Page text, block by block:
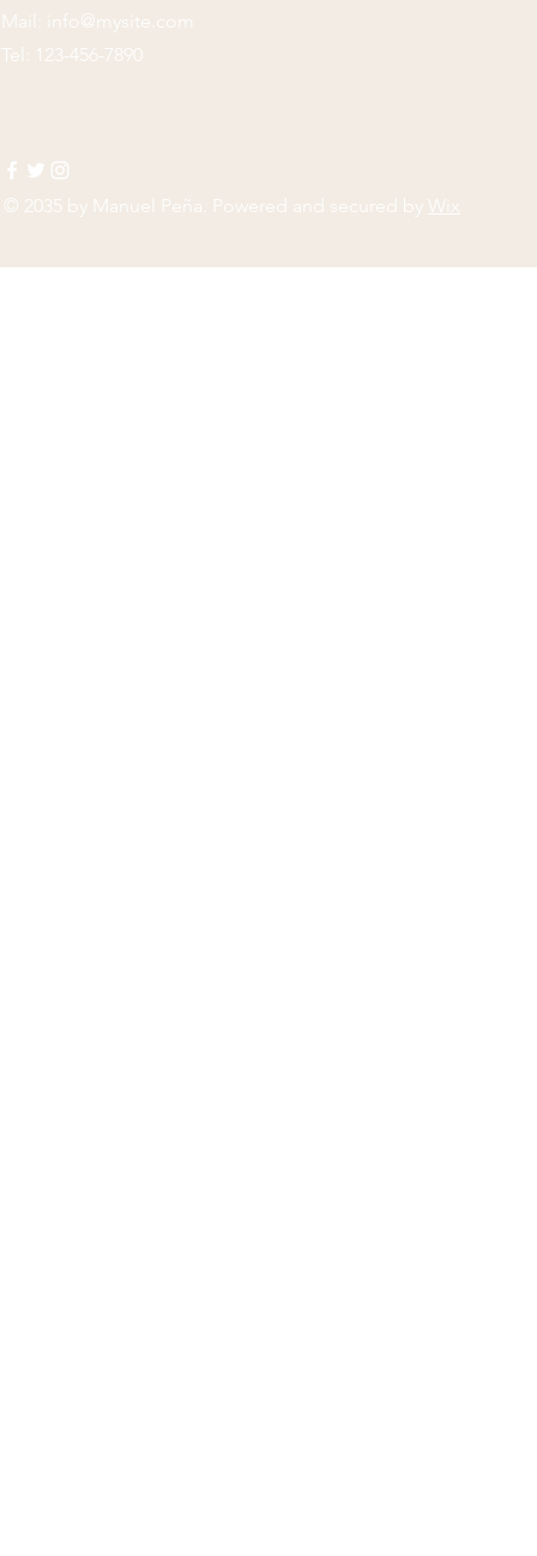
Mail:
info@mysite.com
Tel: 123-456-7890
© 2035 by Manuel Peña . Powered and secured by Wix